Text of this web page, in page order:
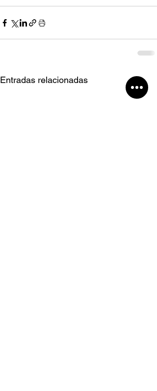
Entradas relacionadas